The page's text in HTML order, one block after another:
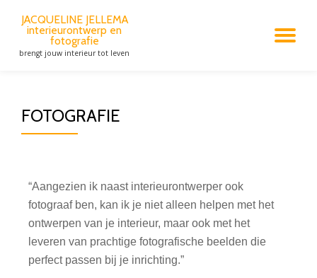
JACQUELINE JELLEMA
interieurontwerp en
fotografie
brengt jouw interieur tot leven
FOTOGRAFIE
“Aangezien ik naast interieurontwerper ook
fotograaf ben, kan ik je niet alleen helpen met het
ontwerpen van je interieur, maar ook met het
leveren van prachtige fotografische beelden die
perfect passen bij je inrichting.”